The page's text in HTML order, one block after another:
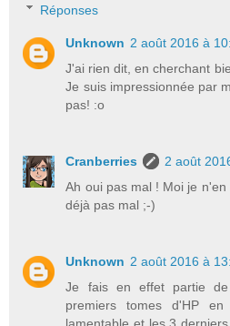
Réponses
Unknown 2 août 2016 à
J'ai rien dit, en cherchant
Je suis impressionnée par
pas! :o
Cranberries
2 août
Ah oui pas mal ! Moi je
déjà pas mal ;-)
Unknown 2 août 2016 à
Je fais en effet partie
premiers tomes d'HP
lamentable et les 3